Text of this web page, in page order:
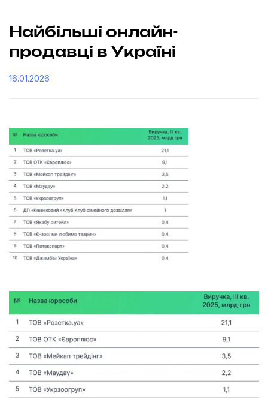
Найбільші онлайн-
продавці в Україні
16.01.2026